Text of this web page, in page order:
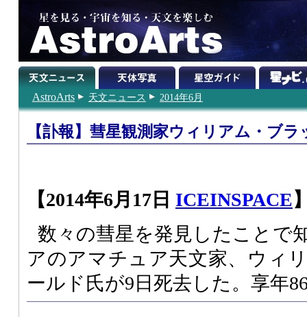
AstroArts 天文ニュース 2014年6月
【訃報】彗星観測家ウィリアム・ブ
【2014年6月17日 ICEINSPACE
数々の彗星を発見したことで
アのアマチュア天文家、ウィ
ールド氏が9日死去した。享年